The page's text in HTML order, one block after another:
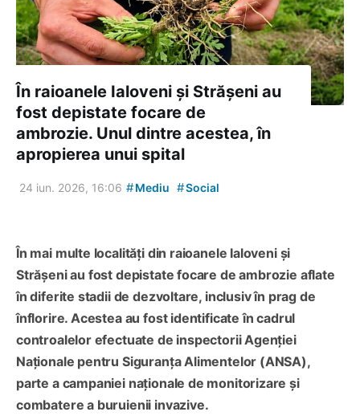
În raioanele Ialoveni și Strășeni au
fost depistate focare de
ambrozie. Unul dintre acestea, în
apropierea unui spital
24 iun. 2026, 16:06 #Mediu #Social
În mai multe localități din raioanele Ialoveni și
Strășeni au fost depistate focare de ambrozie aflate
în diferite stadii de dezvoltare, inclusiv în prag de
înflorire. Acestea au fost identificate în cadrul
controalelor efectuate de inspectorii Agenției
Naționale pentru Siguranța Alimentelor (ANSA),
parte a campaniei naționale de monitorizare și
combatere a buruienii invazive.